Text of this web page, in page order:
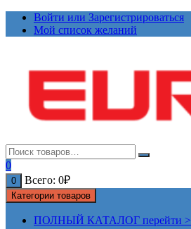
ПерейтиВойти или Зарегистрироваться
Мой список желаний
0
0 Всего: 0₽
Категории товаров
ПОЛНЫЙ КАТАЛОГ перейти >